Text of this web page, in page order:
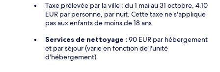
Taxe prélevée par la ville : du 1 mai au 31 octobre, 4.10
EUR par personne, par nuit. Cette taxe ne s'applique
pas aux enfants de moins de 18 ans.
Services de nettoyage : 90 EUR par hébergement
et par séjour (varie en fonction de l'unité
d'hébergement)